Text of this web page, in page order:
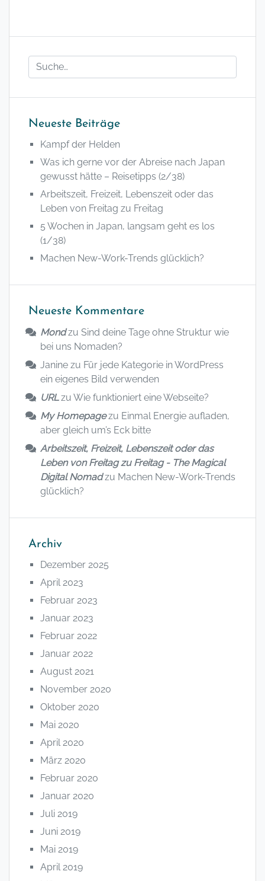
Neueste Beiträge
Kampf der Helden
Was ich gerne vor der Abreise nach Japan
gewusst hätte – Reisetipps (2/38)
Arbeitszeit, Freizeit, Lebenszeit oder das
Leben von Freitag zu Freitag
5 Wochen in Japan, langsam geht es los
(1/38)
Machen New-Work-Trends glücklich?
Neueste Kommentare
Mondzu Sind deine Tage ohne Struktur wie
bei uns Nomaden?
Janine zu Für jede Kategorie in WordPress
ein eigenes Bild verwenden
URLzu Wie funktioniert eine Webseite?
My Homepagezu Einmal Energie aufladen,
aber gleich um’s Eck bitte
Arbeitszeit, Freizeit, Lebenszeit oder das
Leben von Freitag zu Freitag - The Magical
Digital Nomadzu Machen New-Work-Trends
glücklich?
Archiv
Dezember 2025
April 2023
Februar 2023
Januar 2023
Februar 2022
Januar 2022
August 2021
November 2020
Oktober 2020
Mai 2020
April 2020
März 2020
Februar 2020
Januar 2020
Juli 2019
Juni 2019
Mai 2019
April 2019